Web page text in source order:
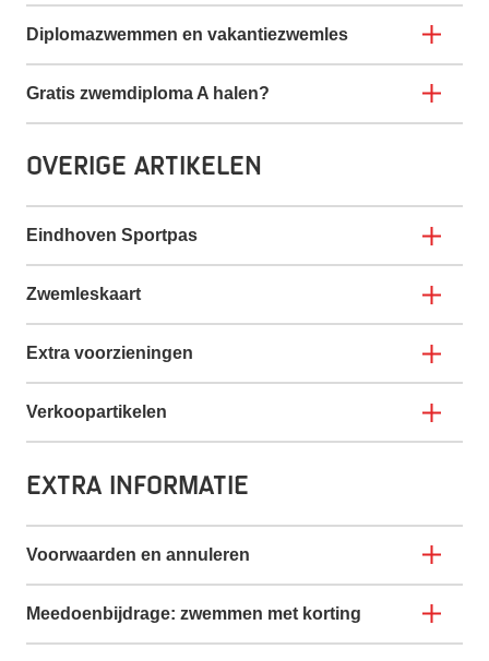
Diplomazwemmen en vakantiezwemles
Gratis zwemdiploma A halen?
Overige artikelen
Eindhoven Sportpas
Zwemleskaart
Extra voorzieningen
Verkoopartikelen
Extra informatie
Voorwaarden en annuleren
Meedoenbijdrage: zwemmen met korting